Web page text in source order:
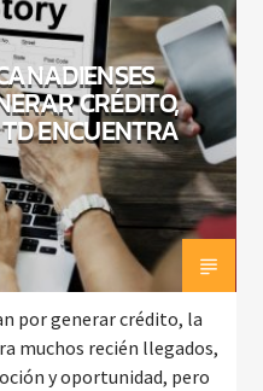
CRÉDITO,
ENCUENTRA
por generar crédito, la
muchos recién llegados,
y oportunidad, pero